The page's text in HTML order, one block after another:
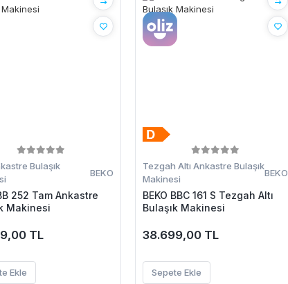
Bulaşık
BEKO
252 Tam Ankastre
Makinesi
TL
Ekle
Tezgah Altı Ankastre Bulaşık
Makinesi
BEKO
BEKO BBC 161 S Tezgah Altı
Bulaşık Makinesi
38.699,00 TL
Sepete Ekle